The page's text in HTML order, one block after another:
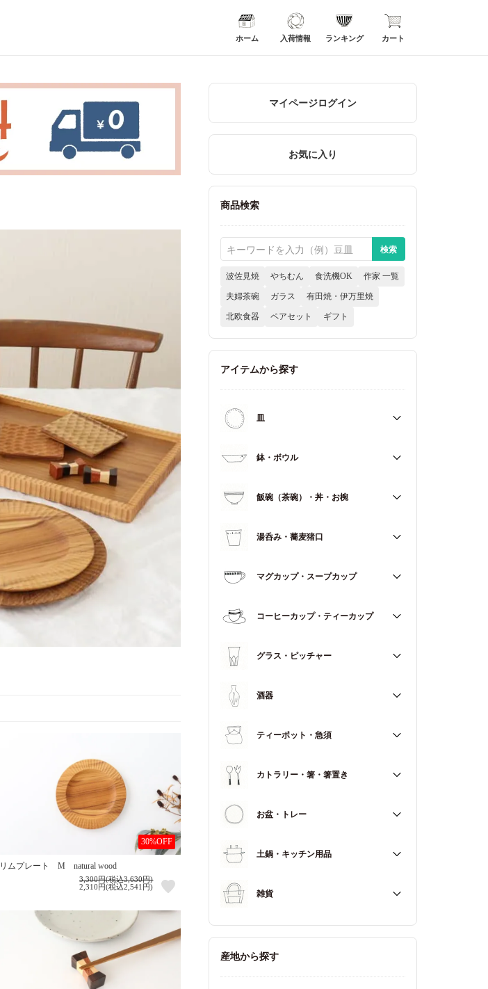
ホーム 入荷情報 ランキング カート
30%OFF
リムプレート M natural wood
3,300円(税込3,630円)
2,310円(税込2,541円)
マイページログイン
お気に入り
商品検索
波佐見焼 やちむん 食洗機OK 作家 一覧
夫婦茶碗 ガラス 有田焼・伊万里焼
北欧食器 ペアセット ギフト
アイテムから探す
皿
すべて
取皿・中皿（15～20cm）
鉢・ボウル
すべて
中鉢（13～17cm）
飯碗（茶碗）・丼・お椀
すべて
丼（どんぶり）
湯呑み・蕎麦猪口
蕎麦猪口（そばちょこ）
マグカップ・スープカップ
スープカップ
コーヒーカップ・ティーカップ
グラス・ピッチャー
すべて
酒器
お猪口（おちょこ）
ティーポット・急須
カトラリー・箸・箸置き
すべて
箸
お盆・トレー
すべて
土鍋・キッチン用品
すべて
キッチン用品
重箱・弁当箱
雑貨
すべて
産地から探す